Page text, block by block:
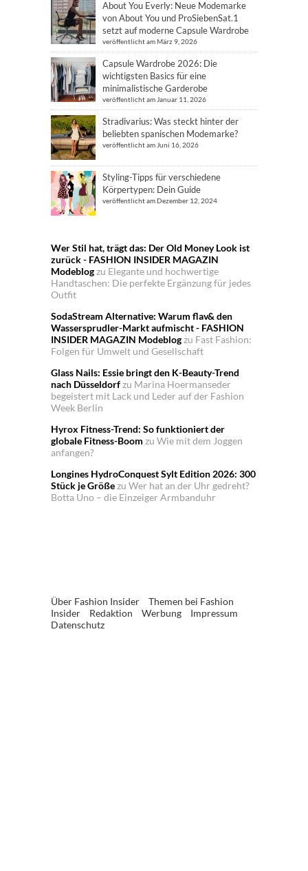
About You Everly: Neue Modemarke
von About You und ProSiebenSat.1
setzt auf moderne Capsule Wardrobe
veröffentlicht am März 9, 2026
Capsule Wardrobe 2026: Die
wichtigsten Basics für eine
minimalistische Garderobe
veröffentlicht am Januar 11, 2026
Stradivarius: Was steckt hinter der
beliebten spanischen Modemarke?
veröffentlicht am Juni 16, 2026
Styling-Tipps für verschiedene
Körpertypen: Dein Guide
veröffentlicht am Dezember 12, 2024
Wer Stil hat, trägt das: Der Old Money Look ist
zurück - FASHION INSIDER MAGAZIN
Modeblogzu Elegante und hochwertige
Handtaschen: Die perfekte Ergänzung für jedes
Outfit
SodaStream Alternative: Warum flav& den
Wassersprudler-Markt aufmischt - FASHION
INSIDER MAGAZIN Modeblogzu Fast Fashion:
Folgen für Umwelt und Gesellschaft
Glass Nails: Essie bringt den K-Beauty-Trend
nach Düsseldorfzu Marina Hoermanseder
begeistert mit Lack und Leder auf der Fashion
Week Berlin
Hyrox Fitness-Trend: So funktioniert der
globale Fitness-Boom zu Wie mit dem Joggen
anfangen?
Longines HydroConquest Sylt Edition 2026: 300
Stück je Größezu Wer hat an der Uhr gedreht?
Botta Uno – die Einzeiger Armbanduhr
Über Fashion Insider
Themen bei Fashion
Insider
Redaktion Werbung
Impressum
Datenschutz